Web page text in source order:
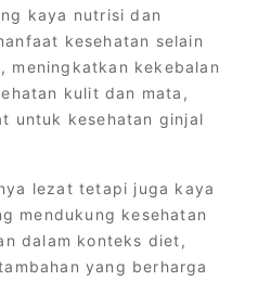
kaya nutrisi dan
kesehatan selain
meningkatkan kekebalan
kulit dan mata,
untuk kesehatan ginjal
lezat tetapi juga kaya
mendukung kesehatan
dalam konteks diet,
yang berharga